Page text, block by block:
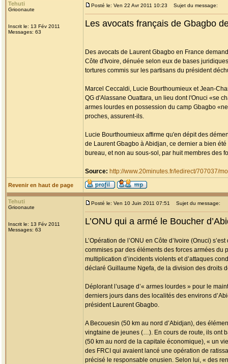
Tehuti
Grioonaute
Inscrit le: 13 Fév 2011
Messages: 63
Posté le: Ven 22 Avr 2011 10:23 Sujet du message:
Les avocats français de Gbagbo
Des avocats de Laurent Gbagbo en France
Côte d'Ivoire, dénuée selon eux de bases
tortures commis sur les partisans du président
Marcel Ceccaldi, Lucie Bourthoumieux et Jean-
QG d'Alassane Ouattara, un lieu dont l'Onuci «se
armes lourdes en possession du camp Gbagbo
proches, assurent-ils.
Lucie Bourthoumieux affirme qu'en dépit des
de Laurent Gbagbo à Abidjan, ce dernier a bien
bureau, et non au sous-sol, par huit membres des
Source: http://www.20minutes.fr/ledirect/707037/
Revenir en haut de page
Tehuti
Grioonaute
Inscrit le: 13 Fév 2011
Messages: 63
Posté le: Ven 10 Juin 2011 07:51 Sujet du message:
L’ONU qui a armé le Boucher
L’Opération de l’ONU en Côte d’Ivoire (Onuci)
commises par des éléments des forces armées du
multiplication d’incidents violents et d’attaques
déclaré Guillaume Ngefa, de la division des droits
Déplorant l’usage d’« armes lourdes » pour le
derniers jours dans des localités des environs
président Laurent Gbagbo.
A Becouesin (50 km au nord d’Abidjan), des
vingtaine de jeunes (…). En cours de route, ils ont
(50 km au nord de la capitale économique), « un
des FRCI qui avaient lancé une opération de
précisé le responsable onusien. Selon lui, « des